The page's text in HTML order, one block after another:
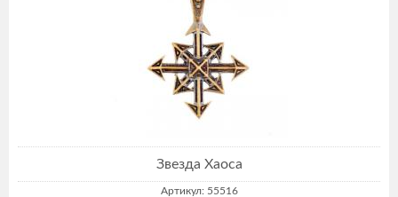
Звезда Хаоса
Артикул: 55516